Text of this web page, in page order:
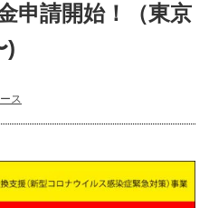
申請開始！（東京
)
ス